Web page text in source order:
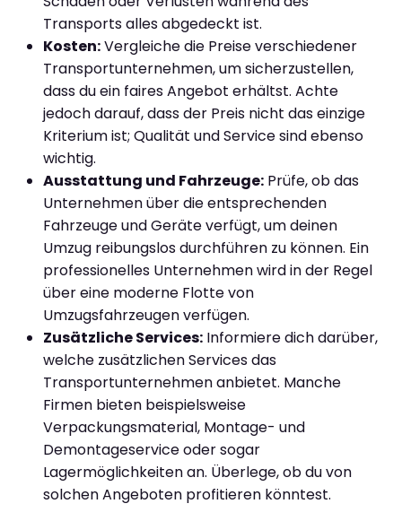
Transports alles abgedeckt ist.
Kosten:Vergleiche die Preise verschiedener
Transportunternehmen, um sicherzustellen,
dass du ein faires Angebot erhältst. Achte
jedoch darauf, dass der Preis nicht das einzige
Kriterium ist; Qualität und Service sind ebenso
wichtig.
Ausstattung und Fahrzeuge: Prüfe, ob das
Unternehmen über die entsprechenden
Fahrzeuge und Geräte verfügt, um deinen
Umzug reibungslos durchführen zu können. Ein
professionelles Unternehmen wird in der Regel
über eine moderne Flotte von
Umzugsfahrzeugen verfügen.
Zusätzliche Services: Informiere dich darüber,
welche zusätzlichen Services das
Transportunternehmen anbietet. Manche
Firmen bieten beispielsweise
Verpackungsmaterial, Montage- und
Demontageservice oder sogar
Lagermöglichkeiten an. Überlege, ob du von
solchen Angeboten profitieren könntest.